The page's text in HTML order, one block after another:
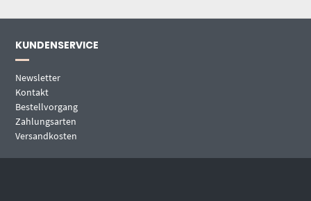
KUNDENSERVICE
Newsletter
Kontakt
Bestellvorgang
Zahlungsarten
Versandkosten